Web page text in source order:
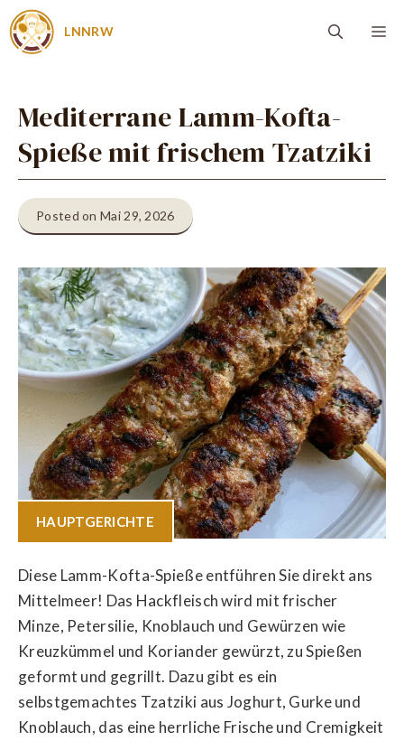
Zum
Inhalt
LNNRW
Mediterrane Lamm-Kofta-
Spieße mit frischem Tzatziki
Posted on Mai 29, 2026
HAUPTGERICHTE
Diese Lamm-Kofta-Spieße entführen Sie direkt ans
Mittelmeer! Das Hackfleisch wird mit frischer
Minze, Petersilie, Knoblauch und Gewürzen wie
Kreuzkümmel und Koriander gewürzt, zu Spießen
geformt und gegrillt. Dazu gibt es ein
selbstgemachtes Tzatziki aus Joghurt, Gurke und
Knoblauch, das eine herrliche Frische und Cremigkeit